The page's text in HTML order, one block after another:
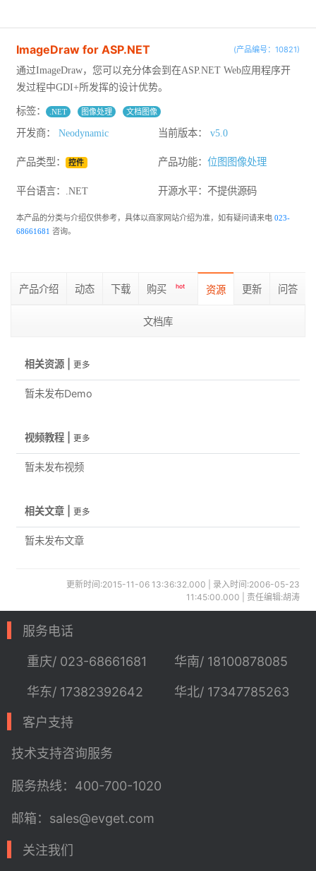
ImageDraw for ASP.NET (产品编号：10821)
通过ImageDraw，您可以充分体会到在ASP.NET Web应用程序开
发过程中GDI+所发挥的设计优势。
标签： .NET 图像处理 文档图像
开发商： Neodynamic 当前版本： v5.0
产品类型： 控件 产品功能： 位图图像处理
平台语言：.NET 开源水平： 不提供源码
本产品的分类与介绍仅供参考，具体以商家网站介绍为准，如有疑问请来电 023-
68661681 咨询。
产品介绍 动态 下载 购买 hot 资源 更新 问答
文档库
相关资源 | 更多
暂未发布Demo
视频教程 | 更多
暂未发布视频
相关文章 | 更多
暂未发布文章
更新时间:2015-11-06 13:36:32.000 | 录入时间:2006-05-23
11:45:00.000 | 责任编辑:胡涛
服务电话
重庆/ 023-68661681
华东/ 17382392642
华南/ 18100878085
华北/ 17347785263
客户支持
技术支持咨询服务
服务热线：400-700-1020
邮箱：sales@evget.com
关注我们